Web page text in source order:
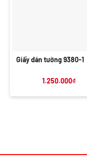
Giấy dán tường 9380-1
1.250.000₫